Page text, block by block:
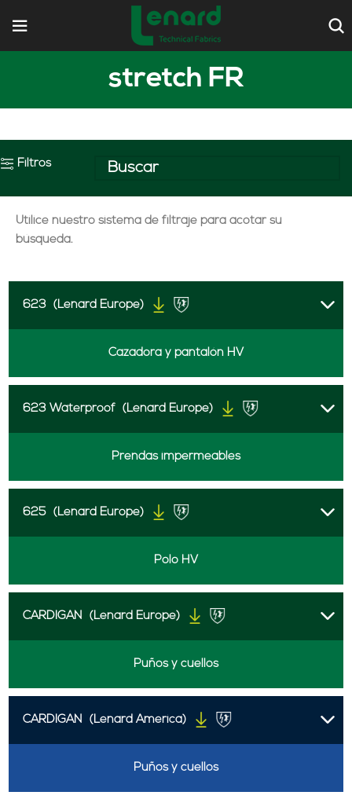
stretch FR
Filtros
Utilice nuestro sistema de filtraje para acotar su
búsqueda.
623 (Lenard Europe)
Cazadora y pantalón HV
623 Waterproof (Lenard Europe)
Prendas impermeables
625 (Lenard Europe)
Polo HV
CARDIGAN (Lenard Europe)
Puños y cuellos
CARDIGAN (Lenard America)
Puños y cuellos